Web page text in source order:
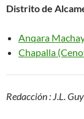
Distrito de
Anqara
Chapalla
Redacción : J.L.